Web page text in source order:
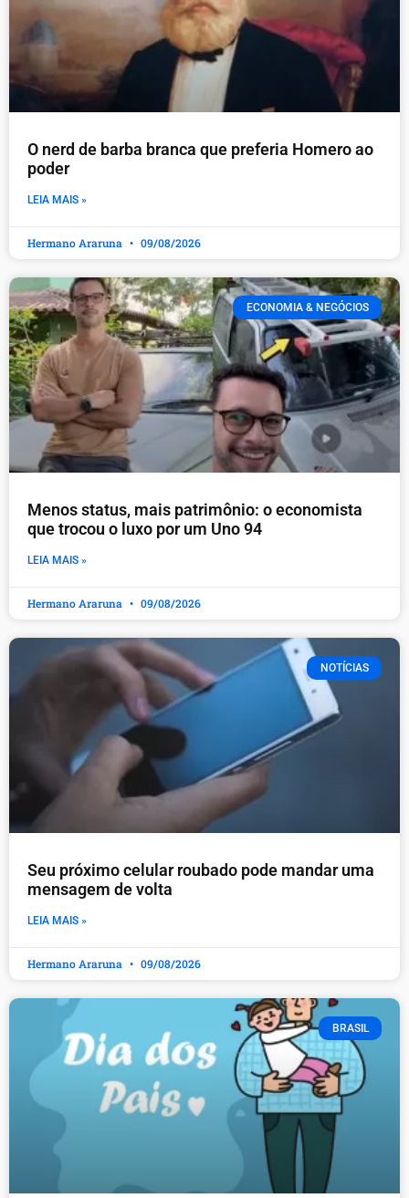
O nerd de barba branca que preferia Homero ao
poder
LEIA MAIS »
Hermano Araruna 09/08/2026
ECONOMIA & NEGÓCIOS
Menos status, mais patrimônio: o economista
que trocou o luxo por um Uno 94
LEIA MAIS »
Hermano Araruna 09/08/2026
NOTÍCIAS
Seu próximo celular roubado pode mandar uma
mensagem de volta
LEIA MAIS »
Hermano Araruna 09/08/2026
BRASIL